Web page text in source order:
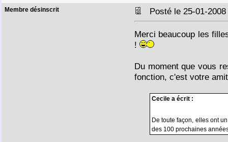
Membre désinscrit Posté le 25-01-
Merci beaucoup les
!
Du moment que vous
fonction, c'est votre
Cecile a écrit :
De toute façon, elles ont
des 100 prochaines